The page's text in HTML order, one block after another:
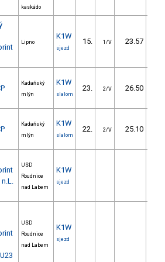
kaskádo
Lipno
K1W
sjezd
15. 1/V 23.57
Kadaňský
mlýn
K1W
slalom
23. 2/V 26.50
Kadaňský
mlýn
K1W
slalom
22. 2/V 25.10
USD
Roudnice
nad Labem
K1W
sjezd
USD
Roudnice
nad Labem
K1W
sjezd